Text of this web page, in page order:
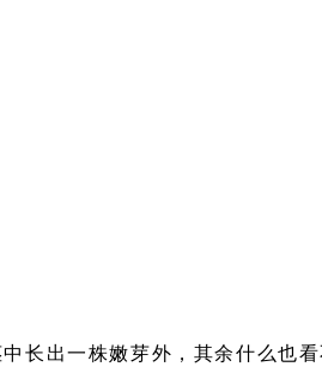
长出一株嫩芽外，其余什么也